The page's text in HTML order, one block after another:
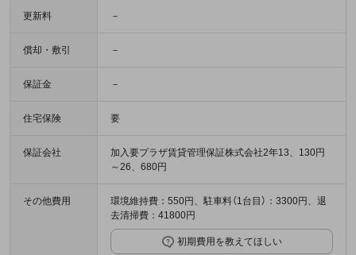
更新料 －
償却・敷引 －
保証金 －
住宅保険 要
保証会社
加入要プラザ賃貸管理保証株式会社2年13、130円
～26、680円
その他費用
環境維持費：550円、駐車料（1台目）：3300円、退
去清掃費：41800円
初期費用を教えてほしい